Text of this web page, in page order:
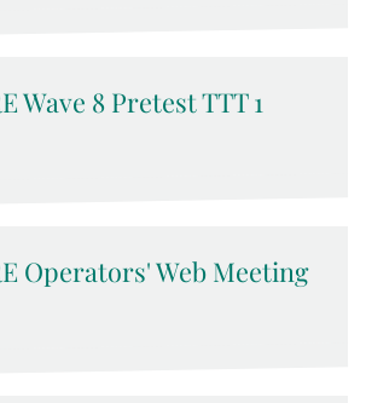
Wave 8 Pretest TTT 1
Operators' Web Meeting